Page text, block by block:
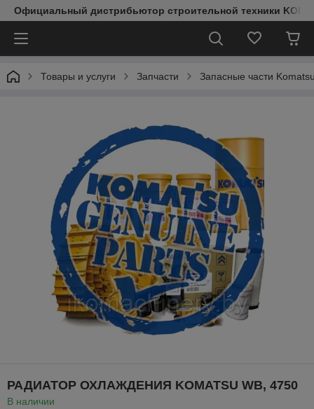
Официальный дистрибьютор строительной техники
Товары и услуги Запчасти Запасные части
РАДИАТОР ОХЛАЖДЕНИЯ KOMATSU WB, 4750
В наличии